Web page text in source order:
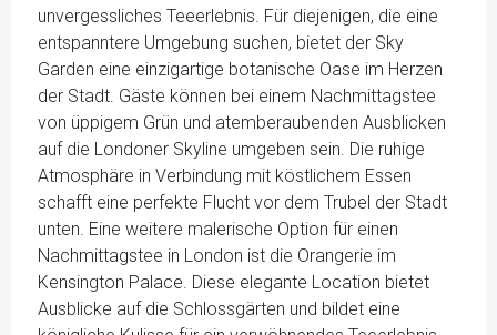
unvergessliches Teeerlebnis. Für diejenigen, die eine
entspanntere Umgebung suchen, bietet der Sky
Garden eine einzigartige botanische Oase im Herzen
der Stadt. Gäste können bei einem Nachmittagstee
von üppigem Grün und atemberaubenden Ausblicken
auf die Londoner Skyline umgeben sein. Die ruhige
Atmosphäre in Verbindung mit köstlichem Essen
schafft eine perfekte Flucht vor dem Trubel der Stadt
unten. Eine weitere malerische Option für einen
Nachmittagstee in London ist die Orangerie im
Kensington Palace. Diese elegante Location bietet
Ausblicke auf die Schlossgärten und bildet eine